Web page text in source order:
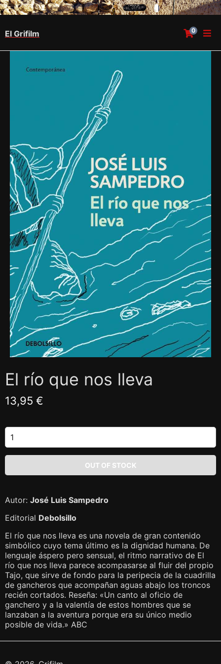
El Grifilm 0
El río que nos lleva
13,95 €
Autor: José Luis Sampedro
Editorial Debolsillo
El río que nos lleva es una novela de gran contenido
simbólico cuyo tema último es la dignidad humana. De
lenguaje áspero pero sensual, el ritmo narrativo de El
río que nos lleva parece acompasarse al fluir del propio
Tajo, que sirve de fondo para la peripecia de la cuadrilla
de gancheros que acompañan aguas abajo los troncos
recién cortados. Reseña: «Un canto al oficio de
ganchero y a la valentía de estos hombres que se
lanzaban a la aventura porque era su único medio
posible de vida.» ABC